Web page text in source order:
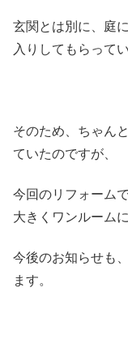
玄関とは別に、庭
入りしてもらって
そのため、ちゃん
ていたのですが、
今回のリフォーム
大きくワンルーム
今後のお知らせも
ます。